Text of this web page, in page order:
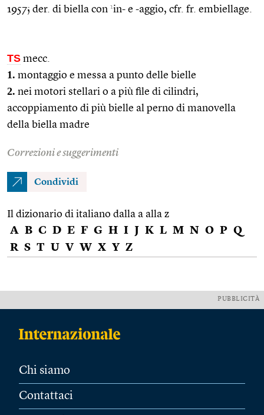
1957; der. di biella con 1in- e -aggio, cfr. fr. embiellage.
TS mecc.
1. montaggio e messa a punto delle bielle
2. nei motori stellari o a più file di cilindri,
accoppiamento di più bielle al perno di manovella
della biella madre
Correzioni e suggerimenti
Condividi
Il dizionario di italiano dalla a alla z
A B C D E F G H I J K L M N O P Q
R S T U V W X Y Z
PUBBLICITÀ
Chi siamo
Contattaci